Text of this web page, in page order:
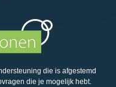
die is afgestemd
die je mogelijk hebt.